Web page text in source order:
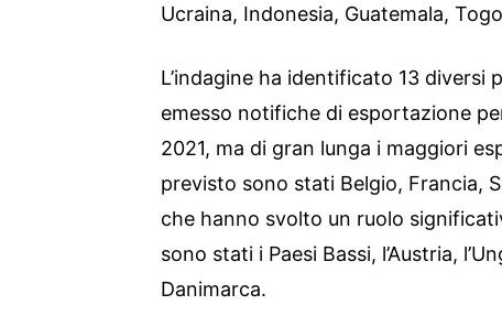
Ucraina, Indonesia, Guatemala,
L’indagine ha identificato 13 diversi
emesso notifiche di esportazione
2021, ma di gran lunga i maggiori
previsto sono stati Belgio, Francia,
che hanno svolto un ruolo
sono stati i Paesi Bassi, l’Austria,
Danimarca.